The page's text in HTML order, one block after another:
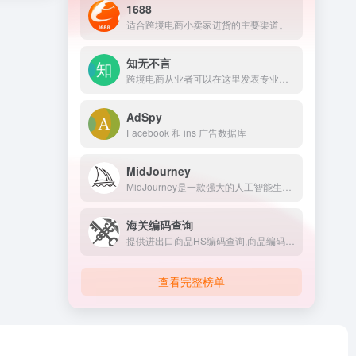
1688
适合跨境电商小卖家进货的主要渠道。
知无不言
AdSpy
Facebook 和 ins 广告数据库
MidJourney
海关编码查询
查看完整榜单